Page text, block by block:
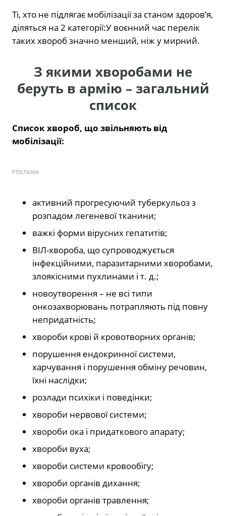
Ті, хто не підлягає мобілізації за станом здоров’я,
діляться на 2 категорії:У воєнний час перелік
таких хвороб значно менший, ніж у мирний.
З якими хворобами не
беруть в армію – загальний
список
Список хвороб, що звільняють від
мобілізації:
РЕКЛАМА
активний прогресуючий туберкульоз з
розпадом легеневої тканини;
важкі форми вірусних гепатитів;
ВІЛ-хвороба, що супроводжується
інфекційними, паразитарними хворобами,
злоякісними пухлинами і т. д.;
новоутворення – не всі типи
онкозахворювань потрапляють під повну
непридатність;
хвороби крові й кровотворних органів;
порушення ендокринної системи,
харчування і порушення обміну речовин,
їхні наслідки;
розлади психіки і поведінки;
хвороби нервової системи;
хвороби ока і придаткового апарату;
хвороби вуха;
хвороби системи кровообігу;
хвороби органів дихання;
хвороби органів травлення;